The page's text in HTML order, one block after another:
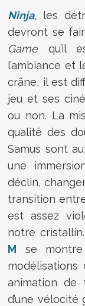
Ninja, les
devront se
Gamequ’il
l’ambiance et
crâne, il est
jeu et ses
ou non. La
qualité des
Samus sont
une
déclin,
transition
est assez
notre
M se
animation de
d’une vélocité